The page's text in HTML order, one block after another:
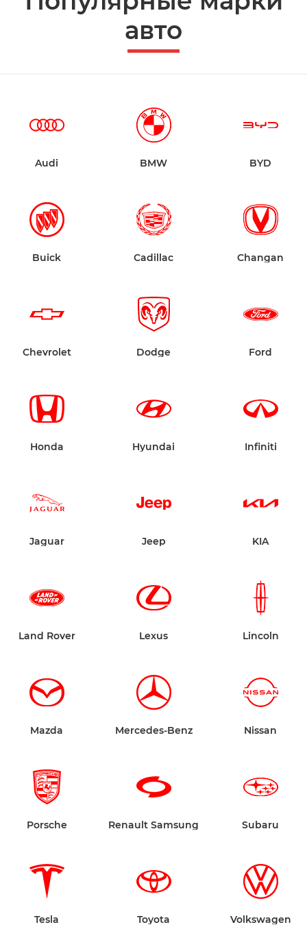
авто
Audi BMW BYD
Buick Cadillac Changan
Chevrolet Dodge Ford
Honda Hyundai Infiniti
Jaguar Jeep KIA
Land Rover Lexus Lincoln
Mazda Mercedes-Benz Nissan
Porsche Renault Samsung Subaru
Tesla Toyota Volkswagen